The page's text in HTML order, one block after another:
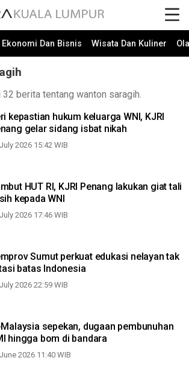
Ekonomi Dan Bisnis Wisata Dan Kuliner
32 berita tentang wanton saragih.
kepastian hukum keluarga WNI, KJRI
gelar sidang isbat nikah
2026 15:42 WIB
HUT RI, KJRI Penang lakukan giat tali
kepada WNI
2026 17:46 WIB
Sumut perkuat edukasi nelayan tak
batas Indonesia
2026 22:59 WIB
Malaysia sepekan, dugaan pembunuhan
hingga bom di bandara
2026 11:40 WIB